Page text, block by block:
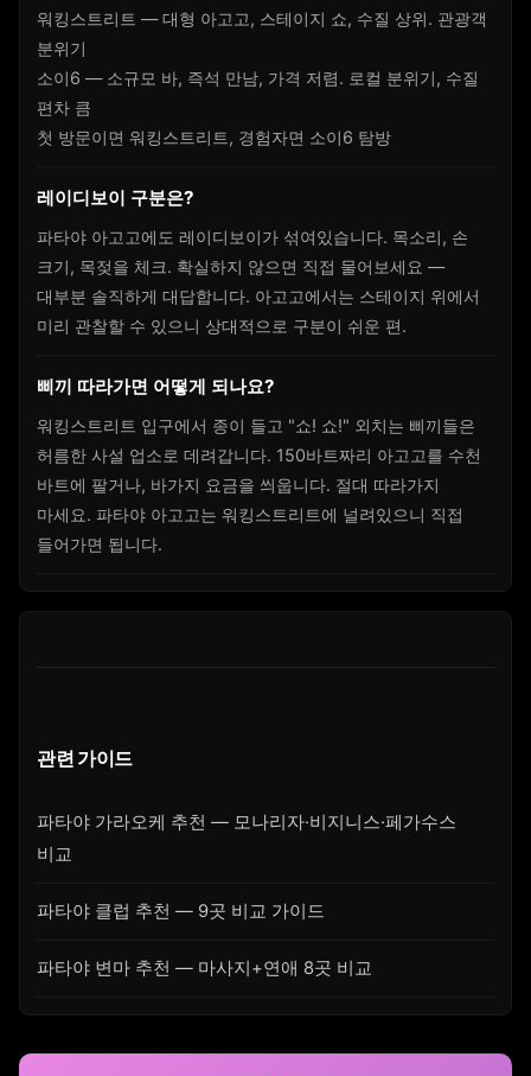
워킹스트리트 — 대형 아고고, 스테이지 쇼, 수질 상위. 관광객
분위기
소이6 — 소규모 바, 즉석 만남, 가격 저렴. 로컬 분위기, 수질
편차 큼
첫 방문이면 워킹스트리트, 경험자면 소이6 탐방
레이디보이 구분은?
파타야 아고고에도 레이디보이가 섞여있습니다. 목소리, 손
크기, 목젖을 체크. 확실하지 않으면 직접 물어보세요 —
대부분 솔직하게 대답합니다. 아고고에서는 스테이지 위에서
미리 관찰할 수 있으니 상대적으로 구분이 쉬운 편.
삐끼 따라가면 어떻게 되나요?
워킹스트리트 입구에서 종이 들고 "쇼! 쇼!" 외치는 삐끼들은
허름한 사설 업소로 데려갑니다. 150바트짜리 아고고를 수천
바트에 팔거나, 바가지 요금을 씌웁니다. 절대 따라가지
마세요. 파타야 아고고는 워킹스트리트에 널려있으니 직접
들어가면 됩니다.
관련 가이드
파타야 가라오케 추천 — 모나리자·비지니스·페가수스
비교
파타야 클럽 추천 — 9곳 비교 가이드
파타야 변마 추천 — 마사지+연애 8곳 비교